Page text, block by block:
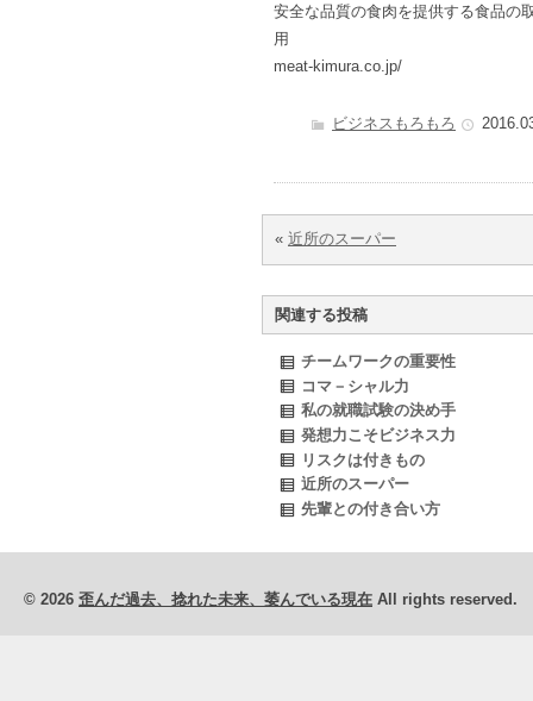
安全な品質の食肉を提供する食品の
用
meat-kimura.co.jp/
ビジネスもろもろ
« 近所のスーパー
関連する投稿
チームワークの重要性
コマ－シャル力
私の就職試験の決め手
発想力こそビジネス力
リスクは付きもの
近所のスーパー
先輩との付き合い方
© 2026 歪んだ過去、捻れた未来、萎んでいる現在 All rights reserved.